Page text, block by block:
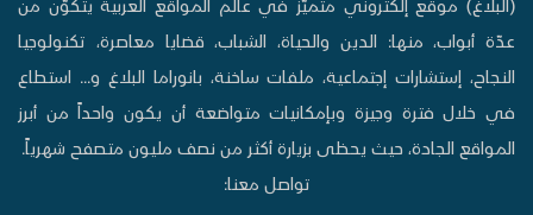
(البلاغ) موقع إلكتروني متميّز في عالم المواقع العربية يتكوّن من
عدّة أبواب، منها: الدين والحياة، الشباب، قضايا معاصرة، تكنولوجيا
النجاح، إستشارات إجتماعية، ملفات ساخنة، بانوراما البلاغ و... استطاع
في خلال فترة وجيزة وبإمكانيات متواضعة أن يكون واحداً من أبرز
المواقع الجادة، حيث يحظى بزيارة أكثر من نصف مليون متصفح شهرياً.
تواصل معنا: